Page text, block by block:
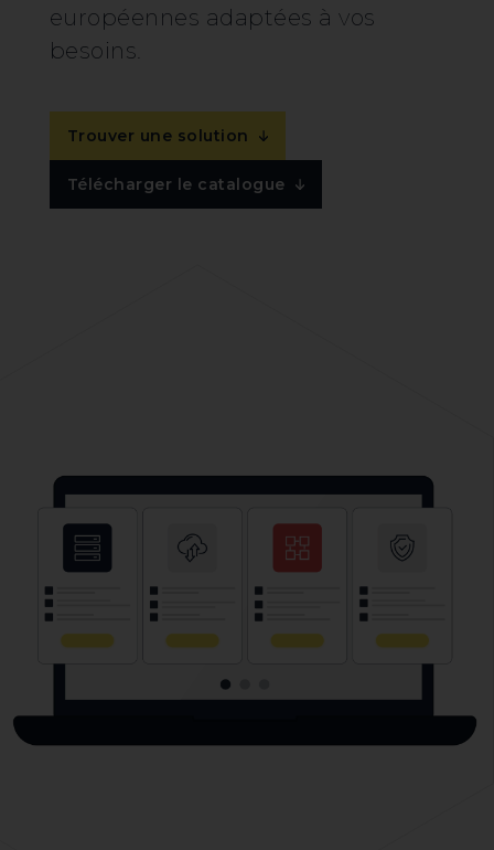
européennes adaptées à vos
besoins.
Trouver une solution
Télécharger le catalogue